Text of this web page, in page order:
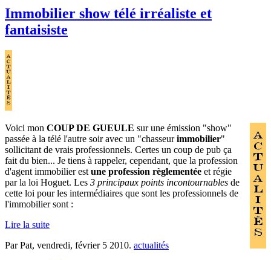
Immobilier show télé irréaliste et
fantaisiste
Voici mon COUP DE GUEULE sur une émission "show"
passée à la télé l'autre soir avec un "chasseurimmobilier"
sollicitant de vrais professionnels. Certes un coup de pub ça
fait du bien... Je tiens à rappeler, cependant, que la profession
d'agent immobilier est une profession règlementée et régie
par la loi Hoguet. Les 3 principaux points incontournables de
cette loi pour les intermédiaires que sont les professionnels de
l'immobilier sont :
Lire la suite
Par Pat, vendredi, février 5 2010. actualités